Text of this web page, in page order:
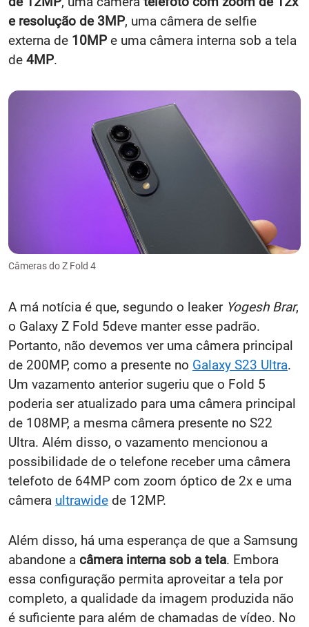
e resolução de 3MP, uma câmera de selfie
externa de 10MP e uma câmera interna sob a tela
de 4MP.
Câmeras do Z Fold 4
A má notícia é que, segundo o leakerYogesh Brar,
o Galaxy Z Fold 5deve manter esse padrão.
Portanto, não devemos ver uma câmera principal
de 200MP, como a presente no Galaxy S23 Ultra.
Um vazamento anterior sugeriu que o Fold 5
poderia ser atualizado para uma câmera principal
de 108MP, a mesma câmera presente no S22
Ultra. Além disso, o vazamento mencionou a
possibilidade de o telefone receber uma câmera
telefoto de 64MP com zoom óptico de 2x e uma
câmera ultrawide de 12MP.
Além disso, há uma esperança de que a Samsung
abandone a câmera interna sob a tela. Embora
essa configuração permita aproveitar a tela por
completo, a qualidade da imagem produzida não
é suficiente para além de chamadas de vídeo. No